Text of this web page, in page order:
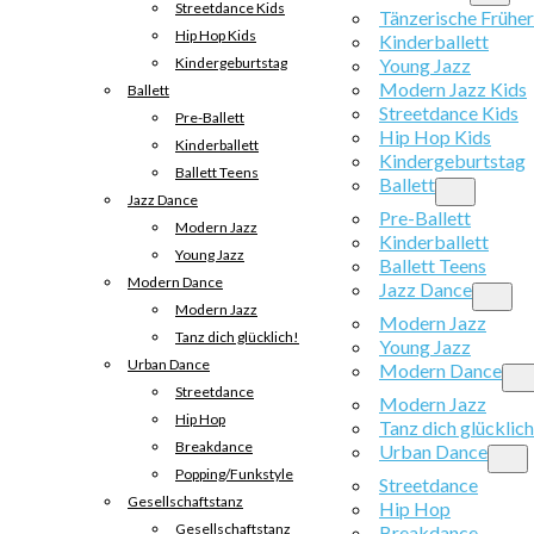
Streetdance Kids
Hip Hop Kids
Kindergeburtstag
Ballett
Pre-Ballett
Kinderballett
Ballett Teens
Jazz Dance
Modern Jazz
Young Jazz
Modern Dance
Modern Jazz
Tanz dich glücklich!
Urban Dance
Streetdance
Hip Hop
Breakdance
Popping/Funkstyle
Gesellschaftstanz
Gesellschaftstanz
Tänzerische
Kinderballett
Young Jazz
Modern Jazz Kids
Streetdance Kids
Hip Hop Kids
Kindergeburtstag
Ballett
Pre-Ballett
Kinderballett
Ballett Teens
Jazz Dance
Modern Jazz
Young Jazz
Modern Dance
Modern Jazz
Tanz dich
Urban Dance
Streetdance
Hip Hop